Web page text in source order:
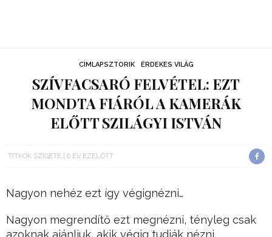
CÍMLAPSZTORIK ÉRDEKES VILÁG
SZÍVFACSARÓ FELVÉTEL: EZT
MONDTA FIÁRÓL A KAMERÁK
ELŐTT SZILÁGYI ISTVÁN
TITKOK SZIGETE 6 ÉV EZELŐTT
Nagyon nehéz ezt így végignézni…
Nagyon megrendítő ezt megnézni, tényleg csak